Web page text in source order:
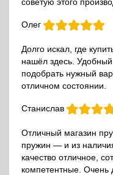
Олег
Долго искал, где
нашёл здесь. Удобный
подобрать нужный
отличном состоянии.
Станислав
Отличный магазин
пружин — и из
качество отличное,
компетентные. Очень